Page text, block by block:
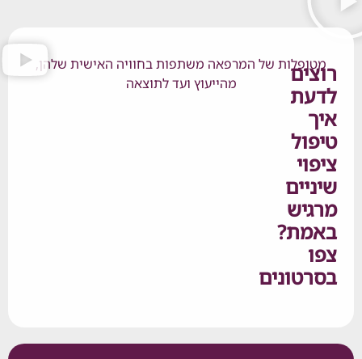
של המרפאה משתפות בחוויה האישית שלהן,
מהייעוץ ועד לתוצאה